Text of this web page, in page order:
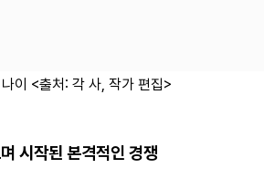
이 <출처: 각 사, 작가 편집>
시작된 본격적인 경쟁